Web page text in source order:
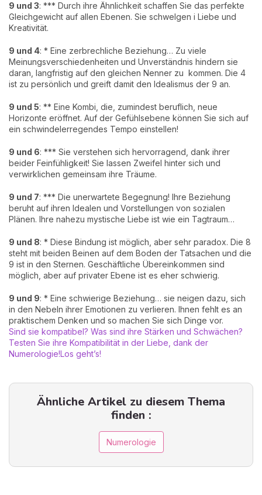
9 und 3: *** Durch ihre Ähnlichkeit schaffen Sie das perfekte
Gleichgewicht auf allen Ebenen. Sie schwelgen i Liebe und
Kreativität.
9 und 4: * Eine zerbrechliche Beziehung… Zu viele
Meinungsverschiedenheiten und Unverständnis hindern sie
daran, langfristig auf den gleichen Nenner zu kommen. Die 4
ist zu persönlich und greift damit den Idealismus der 9 an.
9 und 5: ** Eine Kombi, die, zumindest beruflich, neue
Horizonte eröffnet. Auf der Gefühlsebene können Sie sich auf
ein schwindelerregendes Tempo einstellen!
9 und 6: *** Sie verstehen sich hervorragend, dank ihrer
beider Feinfühligkeit! Sie lassen Zweifel hinter sich und
verwirklichen gemeinsam ihre Träume.
9 und 7: *** Die unerwartete Begegnung! Ihre Beziehung
beruht auf ihren Idealen und Vorstellungen von sozialen
Plänen. Ihre nahezu mystische Liebe ist wie ein Tagtraum…
9 und 8: * Diese Bindung ist möglich, aber sehr paradox. Die 8
steht mit beiden Beinen auf dem Boden der Tatsachen und die
9 ist in den Sternen. Geschäftliche Übereinkommen sind
möglich, aber auf privater Ebene ist es eher schwierig.
9 und 9: * Eine schwierige Beziehung… sie neigen dazu, sich
in den Nebeln ihrer Emotionen zu verlieren. Ihnen fehlt es an
praktischem Denken und so machen Sie sich Dinge vor.
Sind sie kompatibel? Was sind ihre Stärken und Schwächen?
Testen Sie ihre Kompatibilität in der Liebe, dank der
Numerologie!Los geht’s!
Ähnliche Artikel zu diesem Thema
finden :
Numerologie